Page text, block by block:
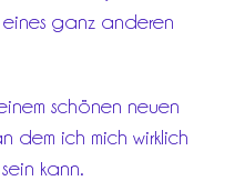
ganz anderen
schönen neuen
dem ich mich wirklich
kann.